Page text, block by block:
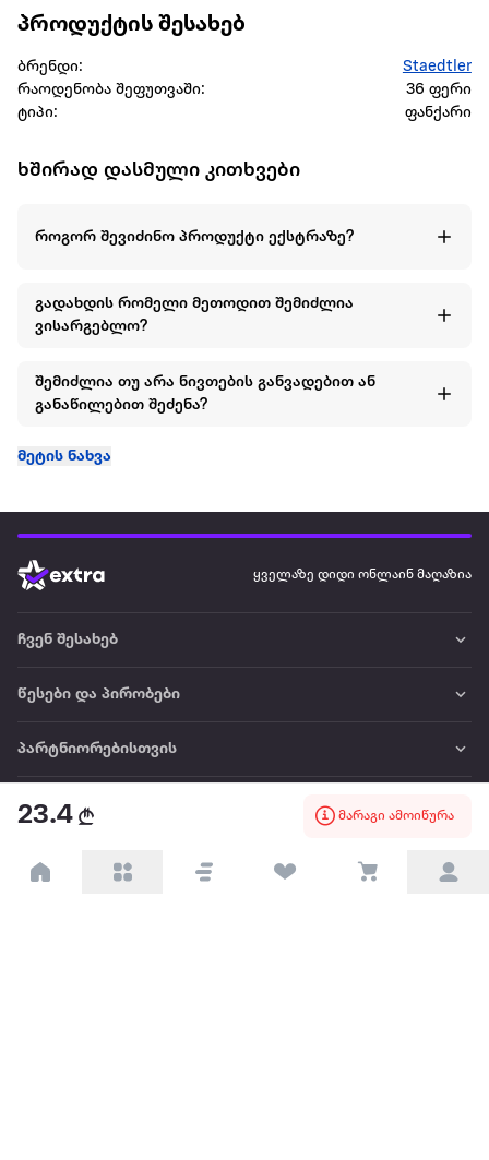
23.4 მარაგი ამოიწურა
პროდუქტის შესახებ
ბრენდი:
Staedtler
რაოდენობა შეფუთვაში:
36 ფერი
ტიპი:
ფანქარი
ხშირად დასმული კითხვები
როგორ შევიძინო პროდუქტი ექსტრაზე?
გადახდის რომელი მეთოდით შემიძლია
ვისარგებლო?
შემიძლია თუ არა ნივთების განვადებით ან
განაწილებით შეძენა?
მეტის ნახვა
ყველაზე დიდი ონლაინ მაღაზია
ჩვენ შესახებ
წესები და პირობები
პარტნიორებისთვის
ტრენდული
პოპულარული